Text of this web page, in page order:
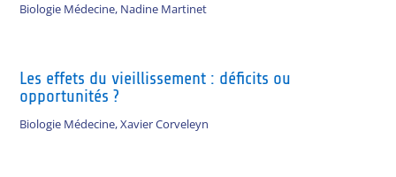
Biologie Médecine, Nadine Martinet
Les effets du vieillissement : déficits ou
opportunités ?
Biologie Médecine,Xavier Corveleyn